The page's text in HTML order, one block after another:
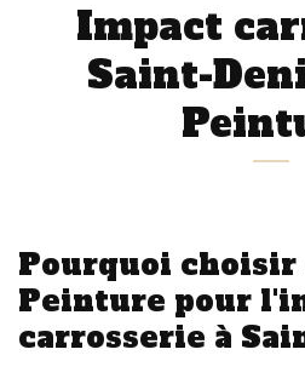
Impact
Saint-
Pourquoi choisir
Peinture pour
carrosserie à